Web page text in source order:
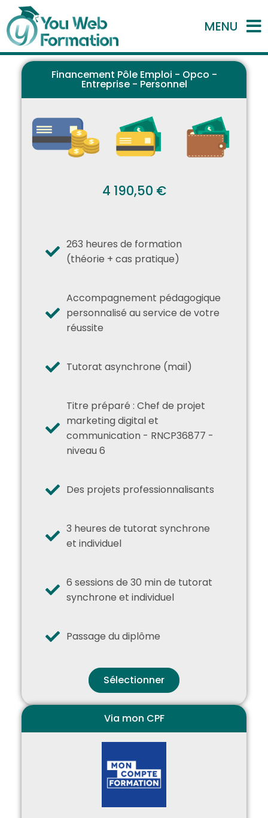
MENU
Financement Pôle Emploi - Opco -
Entreprise - Personnel
4 190,50 €
263 heures de formation
(théorie + cas pratique)
Accompagnement pédagogique
personnalisé au service de votre
réussite
Tutorat asynchrone (mail)
Titre préparé :Chef de projet
marketing digital et
communication - RNCP36877 -
niveau 6
Des projets professionnalisants
3 heures de tutorat synchrone
et individuel
6 sessions de 30 min de tutorat
synchrone et individuel
Passage du diplôme
Sélectionner
Via mon CPF